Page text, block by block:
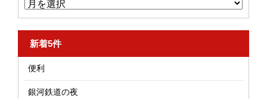
新着5件
便利
銀河鉄道の夜